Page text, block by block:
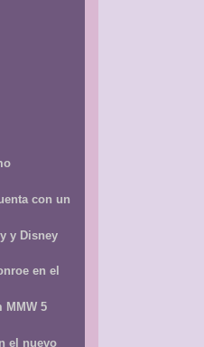
con un
y Disney
en el
MMW 5
el nuevo